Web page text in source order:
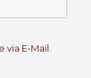
E-Mail.